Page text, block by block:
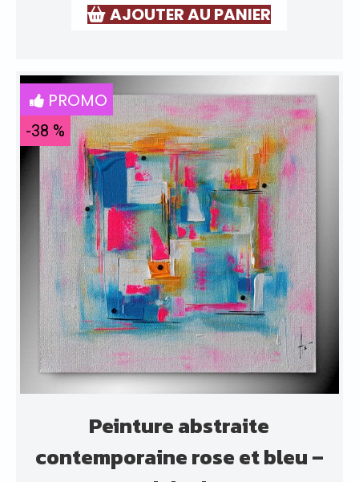
AJOUTER AU PANIER
PROMO
-38 %
Peinture abstraite
contemporaine rose et bleu –